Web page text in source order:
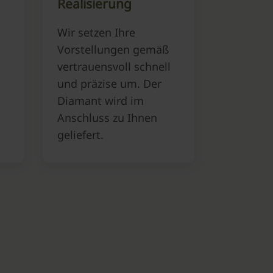
Realisierung
Wir setzen Ihre
Vorstellungen gemäß
vertrauensvoll schnell
und präzise um. Der
Diamant wird im
Anschluss zu Ihnen
geliefert.